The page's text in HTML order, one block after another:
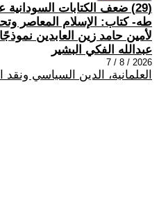
(29) ضعف الكتابات
لأمين حامد زين العابدين نموذجًا
عبدالله الفكي البشير
2026 / 8 / 7
العلمانية، الدين السياسي ونقد